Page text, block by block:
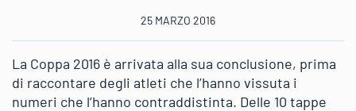
25 MARZO 2016
La Coppa 2016 è arrivata alla sua conclusione, prima
di raccontare degli atleti che l’hanno vissuta i
numeri che l’hanno contraddistinta. Delle 10 tappe